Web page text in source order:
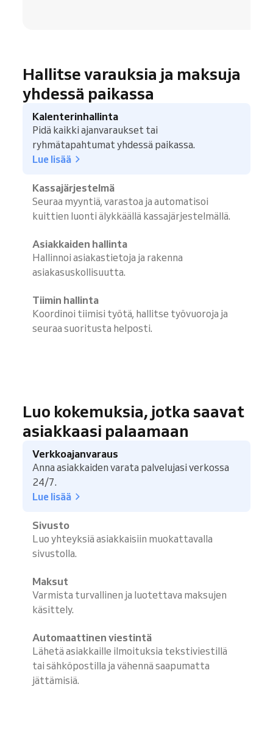
Hallitse varauksia ja maksuja
yhdessä paikassa
Kalenterinhallinta
Pidä kaikki ajanvaraukset tai
ryhmätapahtumat yhdessä paikassa.
Lue lisää
Kassajärjestelmä
Seuraa myyntiä, varastoa ja automatisoi
kuittien luonti älykkäällä kassajärjestelmällä.
Asiakkaiden hallinta
Hallinnoi asiakastietoja ja rakenna
asiakasuskollisuutta.
Tiimin hallinta
Koordinoi tiimisi työtä, hallitse työvuoroja ja
seuraa suoritusta helposti.
Luo kokemuksia, jotka saavat
asiakkaasi palaamaan
Verkkoajanvaraus
Anna asiakkaiden varata palvelujasi verkossa
24/7.
Lue lisää
Sivusto
Luo yhteyksiä asiakkaisiin muokattavalla
sivustolla.
Maksut
Varmista turvallinen ja luotettava maksujen
käsittely.
Automaattinen viestintä
Lähetä asiakkaille ilmoituksia tekstiviestillä
tai sähköpostilla ja vähennä saapumatta
jättämisiä.